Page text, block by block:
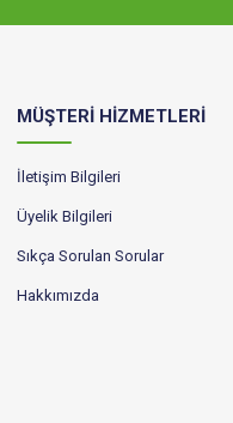
MÜŞTERİ HİZMETLERİ
İletişim Bilgileri
Üyelik Bilgileri
Sıkça Sorulan Sorular
Hakkımızda